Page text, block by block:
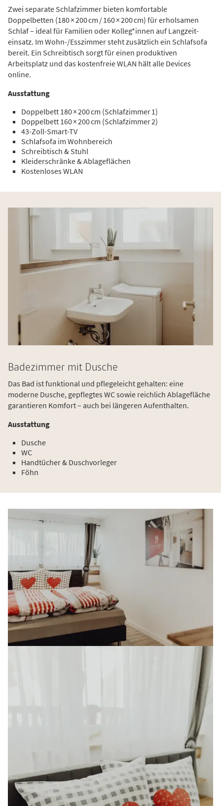
Zwei separate Schlafzimmer bieten komfortable
Doppelbetten (180 × 200 cm / 160 × 200 cm) für erholsamen
Schlaf – ideal für Familien oder Kolleg*innen auf Langzeit­
einsatz. Im Wohn-­/Esszimmer steht zusätzlich ein Schlafsofa
bereit. Ein Schreibtisch sorgt für einen produktiven
Arbeitsplatz und das kostenfreie WLAN hält alle Devices
online.
Ausstattung
Doppelbett 180 × 200 cm (Schlafzimmer 1)
Doppelbett 160 × 200 cm (Schlafzimmer 2)
43-Zoll-Smart-TV
Schlafsofa im Wohnbereich
Schreibtisch & Stuhl
Kleiderschränke & Ablageflächen
Kostenloses WLAN
Badezimmer mit Dusche
Das Bad ist funktional und pflegeleicht gehalten: eine
moderne Dusche, gepflegtes WC sowie reichlich Ablagefläche
garantieren Komfort – auch bei längeren Aufenthalten.
Ausstattung
Dusche
WC
Handtücher & Duschvorleger
Föhn